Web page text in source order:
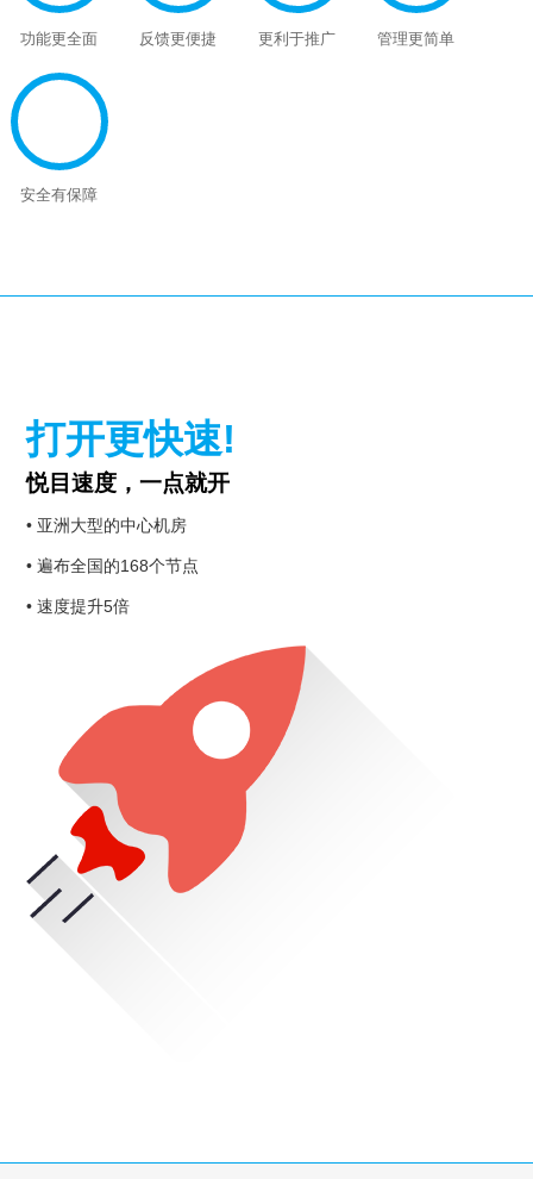
功能更全面 反馈更便捷 更利于推广 管理更简单
安全有保障
打开更快速!
悦目速度，一点就开
• 亚洲大型的中心机房
• 遍布全国的168个节点
• 速度提升5倍